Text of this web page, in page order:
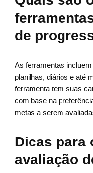
de
As ferramentas
planilhas, diários e até
ferramenta tem suas
com base na
metas a serem
Dicas para
avaliação